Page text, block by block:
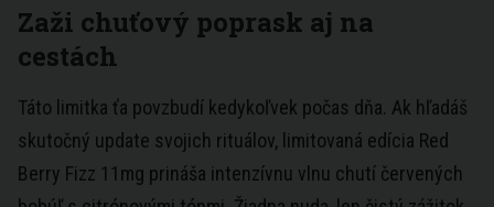
Zaži chuťový poprask aj na
cestách
Táto limitka ťa povzbudí kedykoľvek počas dňa. Ak hľadáš
skutočný update svojich rituálov, limitovaná edícia Red
Berry Fizz 11mg prináša intenzívnu vlnu chutí červených